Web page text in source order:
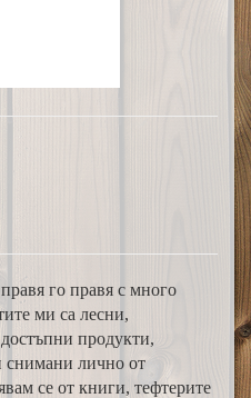
го правя с много
ми са лесни,
продукти,
снимани лично от
се от книги, тефтерите